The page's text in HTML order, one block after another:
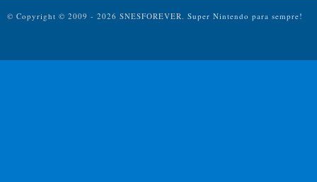
© Copyright © 2009 - 2026 SNESFOREVER. Super Nintendo para sempre!